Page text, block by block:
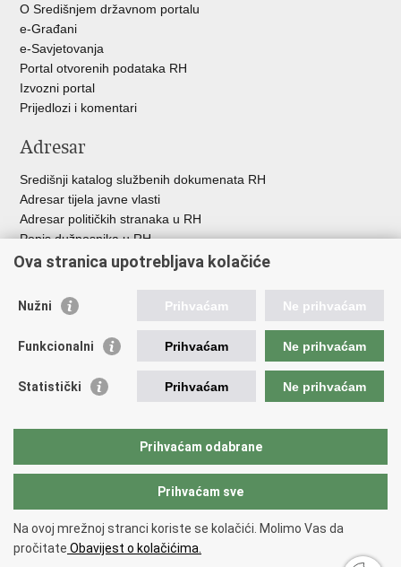
O Središnjem državnom portalu
e-Građani
e-Savjetovanja
Portal otvorenih podataka RH
Izvozni portal
Prijedlozi i komentari
Adresar
Središnji katalog službenih dokumenata RH
Adresar tijela javne vlasti
Adresar političkih stranaka u RH
Popis dužnosnika u RH
Besplatni telefoni javne uprave
Korisne poveznice
Vlada Republike Hrvatske
Vijeće Europe
Povjerenik za informiranje
Političke stranke i izbori
Copyright © 2026 Ured zastupnika Republike Hrvatske pred Europskim
sudom za ljudska prava.Uvjeti korištenja
Ova stranica upotrebljava kolačiće
Nužni Prihvaćam Ne prihvaćam
Funkcionalni Prihvaćam Ne prihvaćam
Statistički Prihvaćam Ne prihvaćam
Prihvaćam odabrane
Prihvaćam sve
Na ovoj mrežnoj stranci koriste se kolačići. Molimo Vas da
pročitate Obavijest o kolačićima.